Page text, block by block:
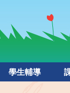
學生輔導